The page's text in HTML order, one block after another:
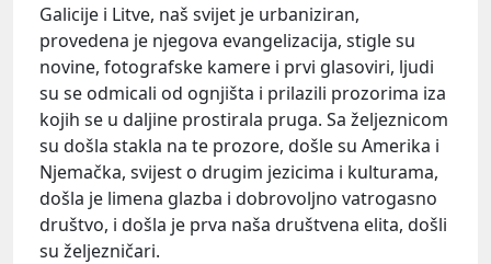
Galicije i Litve, naš svijet je urbaniziran,
provedena je njegova evangelizacija, stigle su
novine, fotografske kamere i prvi glasoviri, ljudi
su se odmicali od ognjišta i prilazili prozorima iza
kojih se u daljine prostirala pruga. Sa željeznicom
su došla stakla na te prozore, došle su Amerika i
Njemačka, svijest o drugim jezicima i kulturama,
došla je limena glazba i dobrovoljno vatrogasno
društvo, i došla je prva naša društvena elita, došli
su željezničari.